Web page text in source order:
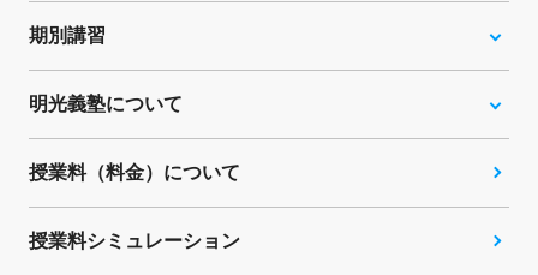
期別講習
明光義塾について
授業料（料金）について
授業料シミュレーション